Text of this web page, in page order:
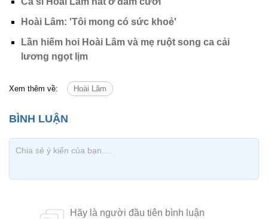
Hoài Lâm: 'Tôi mong có sức khoẻ'
Lần hiếm hoi Hoài Lâm và mẹ ruột song ca cải
lương ngọt lịm
Xem thêm về: Hoài Lâm